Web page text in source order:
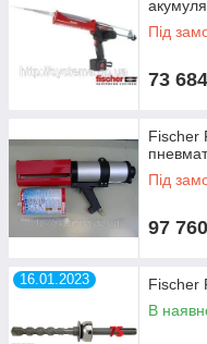
Під
73 684
Fischer
Під
97 760
16.01.2023
Fischer
В